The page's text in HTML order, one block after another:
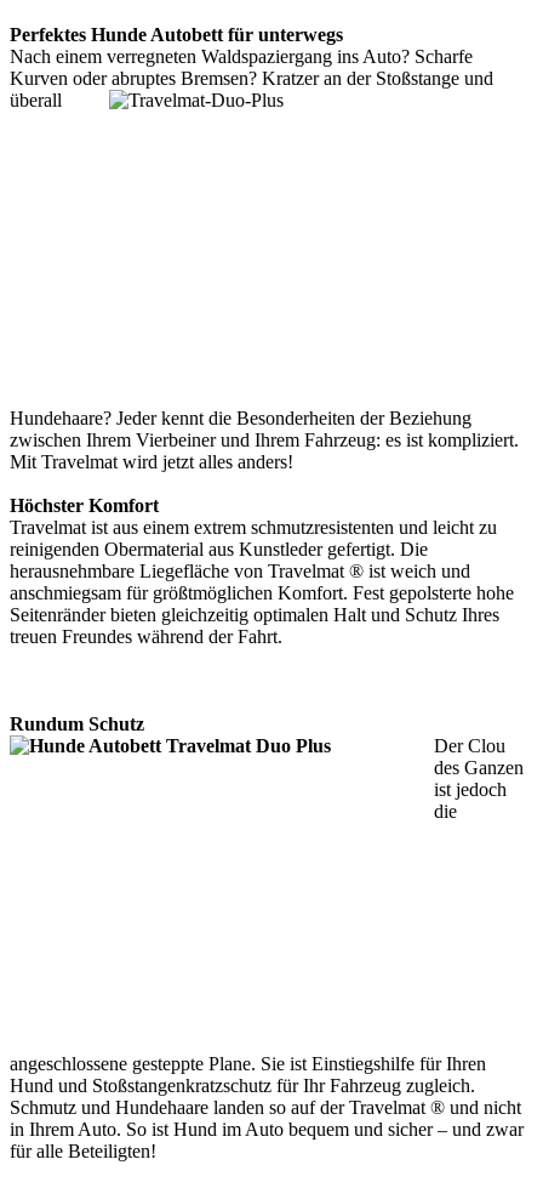
Perfektes Hunde Autobett für unterwegs
Nach einem verregneten Waldspaziergang ins Auto? Scharfe
Kurven oder abruptes Bremsen? Kratzer an der Stoßstange und
überall
Hundehaare? Jeder kennt die Besonderheiten der Beziehung
zwischen Ihrem Vierbeiner und Ihrem Fahrzeug: es ist kompliziert.
Mit Travelmat wird jetzt alles anders!
Höchster Komfort
Travelmat ist aus einem extrem schmutzresistenten und leicht zu
reinigenden Obermaterial aus Kunstleder gefertigt. Die
herausnehmbare Liegefläche von Travelmat ® ist weich und
anschmiegsam für größtmöglichen Komfort. Fest gepolsterte hohe
Seitenränder bieten gleichzeitig optimalen Halt und Schutz Ihres
treuen Freundes während der Fahrt.
Rundum Schutz
Der Clou
des Ganzen
ist jedoch
die
angeschlossene gesteppte Plane. Sie ist Einstiegshilfe für Ihren
Hund und Stoßstangenkratzschutz für Ihr Fahrzeug zugleich.
Schmutz und Hundehaare landen so auf der Travelmat ® und nicht
in Ihrem Auto. So ist Hund im Auto bequem und sicher – und zwar
für alle Beteiligten!